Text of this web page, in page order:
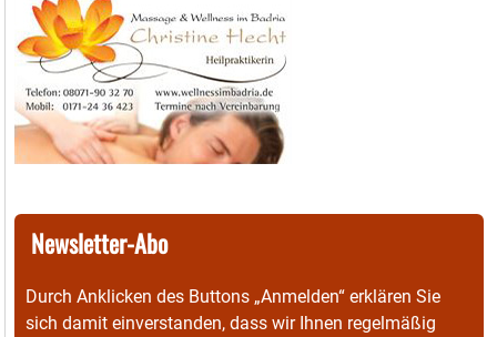
Newsletter-Abo
Durch Anklicken des Buttons „Anmelden“ erklären Sie
sich damit einverstanden, dass wir Ihnen regelmäßig